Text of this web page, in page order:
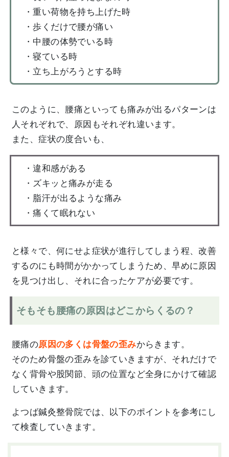
・重い荷物を持ち上げた時
・歩くだけで腰が痛い
・中腰の体勢でいる時
・寝ている時
・立ち上がろうとする時
このように、腰痛といっても痛みが出るパターンは
人それぞれで、原因もそれぞれ違います。
また、症状の度合いも、
・違和感がある
・ズキッと痛みが走る
・脂汗が出るような痛み
・痛くて眠れない
と様々で、何にせよ症状が進行してしまう程、改善
するのにも時間がかかってしまうため、早めに原因
を見つけ出し、それに合ったケアが必要です。
そもそも腰痛の原因はどこからくるの？
腰痛の原因の多くは骨盤の歪みからきます。
そのため骨盤の歪みを診ていきますが、それだけで
なく背骨や股関節、頭の位置など全身にかけて確認
していきます。
よつば鍼灸整骨院では、以下のポイントを参考にし
て検査していきます。